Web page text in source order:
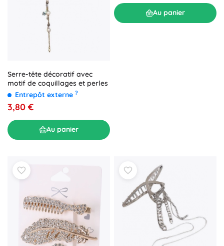
Serre-tête décoratif avec
motif de coquillages et perles
Entrepôt externe ?
3,80 €
Au panier
Au panier